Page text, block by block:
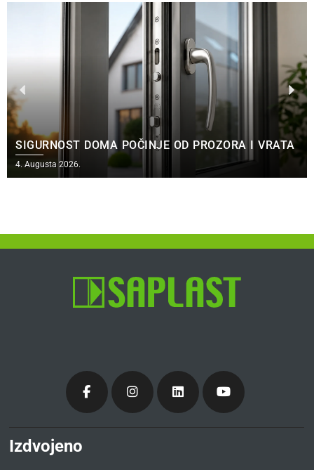
SIGURNOST DOMA POČINJE OD PROZORA I VRATA
4. Augusta 2026.
Izdvojeno